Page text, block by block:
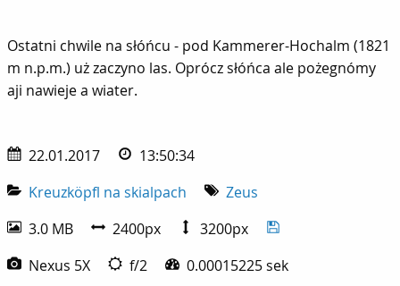
Ostatni chwile na słóńcu - pod Kammerer-Hochalm (1821
m n.p.m.) uż zaczyno las. Oprócz słóńca ale pożegnómy
aji nawieje a wiater.
22.01.2017
13:50:34
Kreuzköpfl na skialpach
Zeus
3.0 MB
2400px
3200px
Nexus 5X
f/2
0.00015225 sek